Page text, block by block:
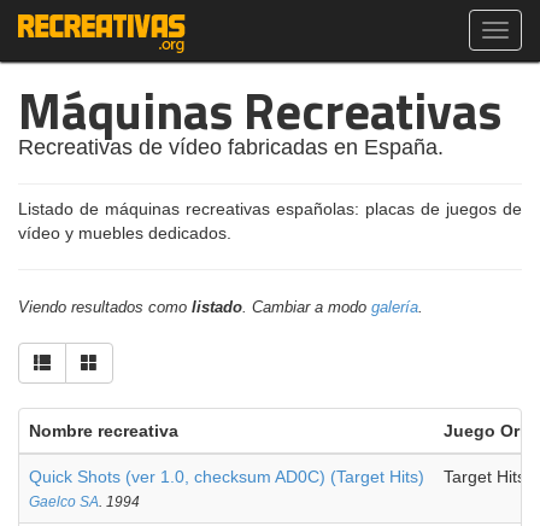
Máquinas Recreativas
Recreativas de vídeo fabricadas en España.
Listado de máquinas recreativas españolas: placas de juegos de
vídeo y muebles dedicados.
Viendo resultados como listado. Cambiar a modo galería.
Nombre recreativa Juego
Quick Shots (ver 1.0, checksum AD0C) (Target Hits)
Gaelco SA. 1994
Target Hits